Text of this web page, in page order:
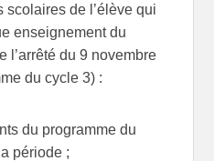
de l’élève qui
enseignement du
l’arrêté du 9 novembre
du cycle 3) :
du programme du
période ;